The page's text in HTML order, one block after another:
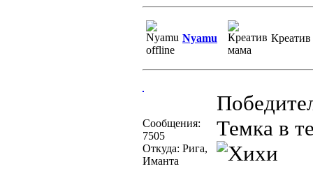
Nyamu
Сообщения:
7505
Откуда: Рига,
Иманта
Темка в